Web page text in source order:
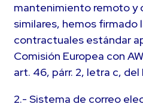
mantenimiento remoto y
similares, hemos firmado
contractuales estándar
Comisión Europea con
art. 46, párr. 2, letra c, del
2.- Sistema de correo